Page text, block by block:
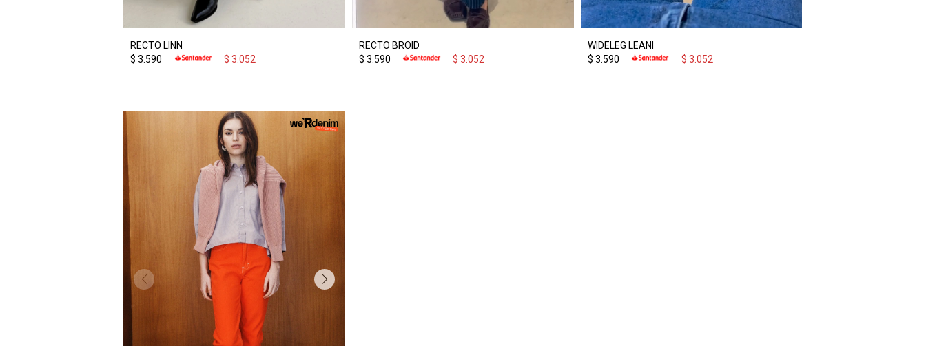
RECTO LINN
$ 3.590 $ 3.052
RECTO BROID
$ 3.590 $ 3.052
WIDELEG LEANI
$ 3.590 $ 3.052